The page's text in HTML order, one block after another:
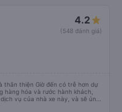
4.2
(548 đánh giá)
thân thiện Giờ đến có trễ hơn dự
hàng hóa và rước hành khách,
vụ của nhà xe này, và sẽ ủng
vụ của nhà xe này